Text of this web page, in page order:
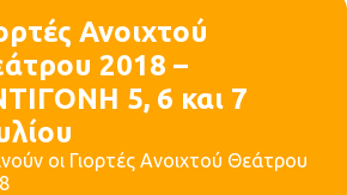
Ανοιχτού
2018 –
5, 6 και 7
οι Γιορτές Ανοιχτού Θεάτρου